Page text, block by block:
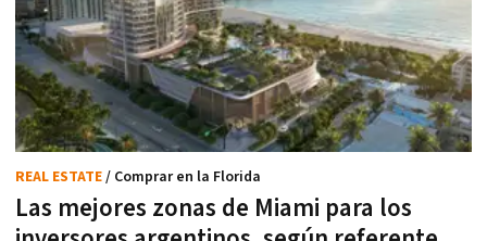
Las mejores zonas de Miami para los
REAL ESTATE/ Comprar en la Florida